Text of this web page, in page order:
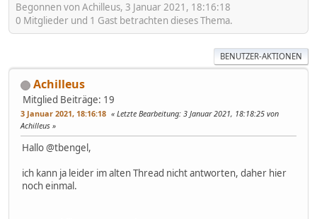
Begonnen von Achilleus, 3 Januar 2021, 18:16:18
0 Mitglieder und 1 Gast betrachten dieses Thema.
BENUTZER-AKTIONEN
Achilleus
Mitglied Beiträge: 19
3 Januar 2021, 18:16:18 Letzte Bearbeitung: 3 Januar 2021, 18:18:25 von
Achilleus
Hallo @tbengel,
ich kann ja leider im alten Thread nicht antworten, daher hier
noch einmal.